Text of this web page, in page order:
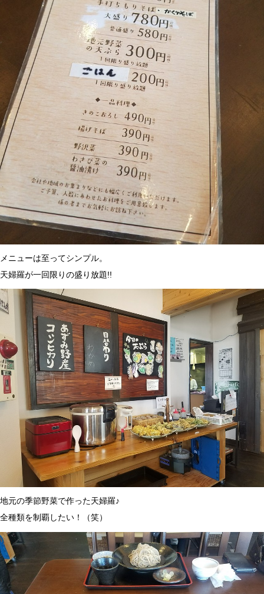
メニューは至ってシンプル。
天婦羅が一回限りの盛り放題!!
地元の季節野菜で作った天婦羅♪
全種類を制覇したい！（笑）